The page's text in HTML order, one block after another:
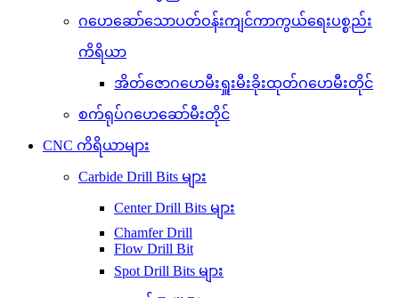
ဂဟေဆော်သောပတ်ဝန်းကျင်ကာကွယ်ရေးပစ္စည်း
ကိရိယာ
အိတ်ဇောဂဟေမီးရှူးမီးခိုးထုတ်ဂဟေမီးတိုင်
စက်ရုပ်ဂဟေဆော်မီးတိုင်
CNC ကိရိယာများ
Carbide Drill Bits များ
Center Drill Bits များ
Chamfer Drill
Flow Drill Bit
Spot Drill Bits များ